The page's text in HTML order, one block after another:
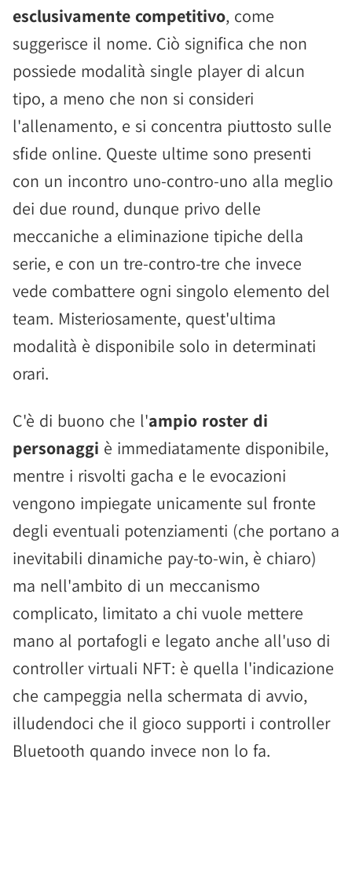
esclusivamente competitivo, come
suggerisce il nome. Ciò significa che non
possiede modalità single player di alcun
tipo, a meno che non si consideri
l'allenamento, e si concentra piuttosto sulle
sfide online. Queste ultime sono presenti
con un incontro uno-contro-uno alla meglio
dei due round, dunque privo delle
meccaniche a eliminazione tipiche della
serie, e con un tre-contro-tre che invece
vede combattere ogni singolo elemento del
team. Misteriosamente, quest'ultima
modalità è disponibile solo in determinati
orari.
C'è di buono che l'ampio roster di
personaggi è immediatamente disponibile,
mentre i risvolti gacha e le evocazioni
vengono impiegate unicamente sul fronte
degli eventuali potenziamenti (che portano a
inevitabili dinamiche pay-to-win, è chiaro)
ma nell'ambito di un meccanismo
complicato, limitato a chi vuole mettere
mano al portafogli e legato anche all'uso di
controller virtuali NFT: è quella l'indicazione
che campeggia nella schermata di avvio,
illudendoci che il gioco supporti i controller
Bluetooth quando invece non lo fa.